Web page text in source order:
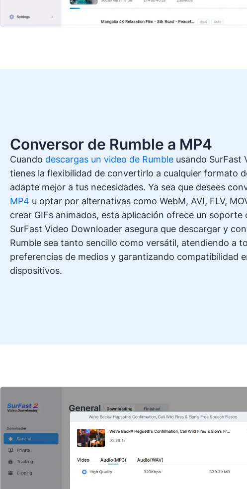
Conversor de Rumble a MP4
Cuando descargas un video de Rumble usando SurFast
tienes la flexibilidad de convertirlo a cualquier formato
adapte mejor a tus necesidades. Ya sea que desees
MP4 u optar por alternativas como WebM, AVI, FLV,
crear GIFs animados, esta aplicación ofrece un soporte
SurFast Video Downloader asegura que descargar y
Rumble sea tanto sencillo como versátil, atendiendo a
preferencias de medios y garantizando compatibilidad
dispositivos.